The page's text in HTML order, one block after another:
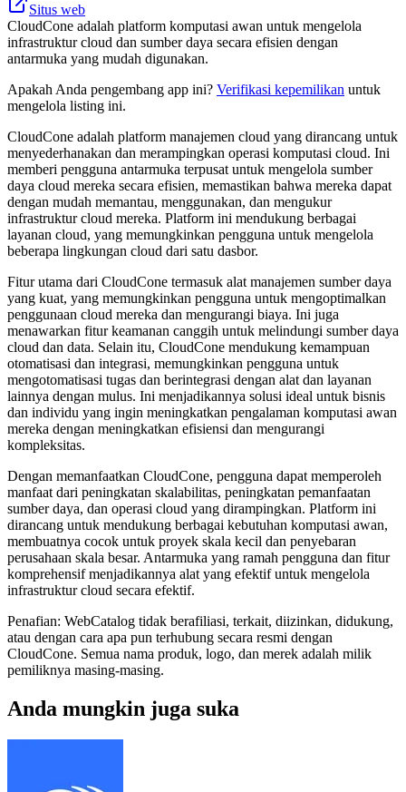
Situs web
CloudCone adalah platform komputasi awan untuk mengelola
infrastruktur cloud dan sumber daya secara efisien dengan
antarmuka yang mudah digunakan.
Apakah Anda pengembang app ini? Verifikasi kepemilikan untuk
mengelola listing ini.
CloudCone adalah platform manajemen cloud yang dirancang untuk
menyederhanakan dan merampingkan operasi komputasi cloud. Ini
memberi pengguna antarmuka terpusat untuk mengelola sumber
daya cloud mereka secara efisien, memastikan bahwa mereka dapat
dengan mudah memantau, menggunakan, dan mengukur
infrastruktur cloud mereka. Platform ini mendukung berbagai
layanan cloud, yang memungkinkan pengguna untuk mengelola
beberapa lingkungan cloud dari satu dasbor.
Fitur utama dari CloudCone termasuk alat manajemen sumber daya
yang kuat, yang memungkinkan pengguna untuk mengoptimalkan
penggunaan cloud mereka dan mengurangi biaya. Ini juga
menawarkan fitur keamanan canggih untuk melindungi sumber daya
cloud dan data. Selain itu, CloudCone mendukung kemampuan
otomatisasi dan integrasi, memungkinkan pengguna untuk
mengotomatisasi tugas dan berintegrasi dengan alat dan layanan
lainnya dengan mulus. Ini menjadikannya solusi ideal untuk bisnis
dan individu yang ingin meningkatkan pengalaman komputasi awan
mereka dengan meningkatkan efisiensi dan mengurangi
kompleksitas.
Dengan memanfaatkan CloudCone, pengguna dapat memperoleh
manfaat dari peningkatan skalabilitas, peningkatan pemanfaatan
sumber daya, dan operasi cloud yang dirampingkan. Platform ini
dirancang untuk mendukung berbagai kebutuhan komputasi awan,
membuatnya cocok untuk proyek skala kecil dan penyebaran
perusahaan skala besar. Antarmuka yang ramah pengguna dan fitur
komprehensif menjadikannya alat yang efektif untuk mengelola
infrastruktur cloud secara efektif.
Penafian: WebCatalog tidak berafiliasi, terkait, diizinkan, didukung,
atau dengan cara apa pun terhubung secara resmi dengan
CloudCone. Semua nama produk, logo, dan merek adalah milik
pemiliknya masing-masing.
Anda mungkin juga suka